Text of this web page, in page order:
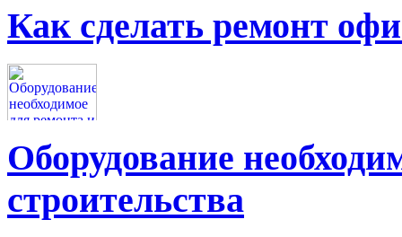
Как сделать ремонт
Оборудование
строительства